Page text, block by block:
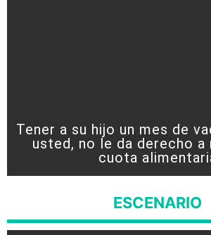
Tener a su hijo un mes de
usted, no le da derecho
cuota
ESCENARIO